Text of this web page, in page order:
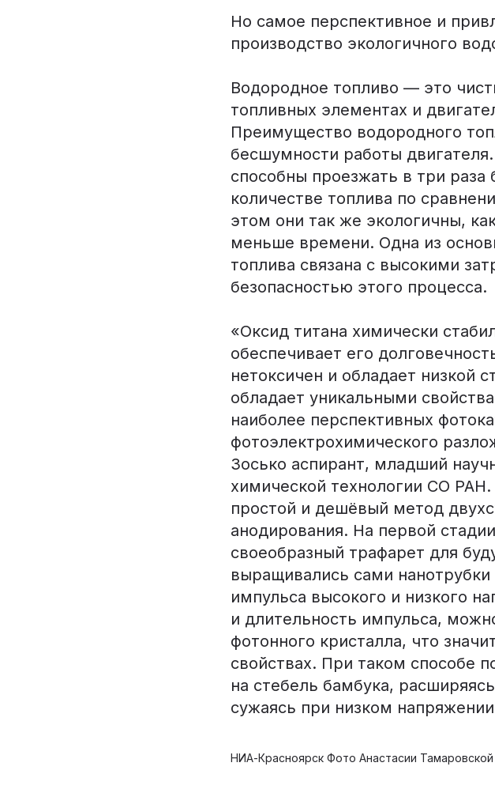
Но самое перспективное и
производство экологичного
Водородное топливо — это
топливных элементах и
Преимущество водородного
бесшумности работы
способны проезжать в три
количестве топлива по
этом они так же экологичны,
меньше времени. Одна из
топлива связана с высокими
безопасностью этого процесса.
«Оксид титана химически
обеспечивает его
нетоксичен и обладает низкой
обладает уникальными
наиболее перспективных
фотоэлектрохимического
Зосько аспирант, младший
химической технологии СО
простой и дешёвый метод
анодирования. На первой
своеобразный трафарет для
выращивались сами
импульса высокого и низкого
и длительность импульса,
фотонного кристалла, что
свойствах. При таком способе
на стебель бамбука,
сужаясь при низком
НИА-Красноярск Фото Анастасии